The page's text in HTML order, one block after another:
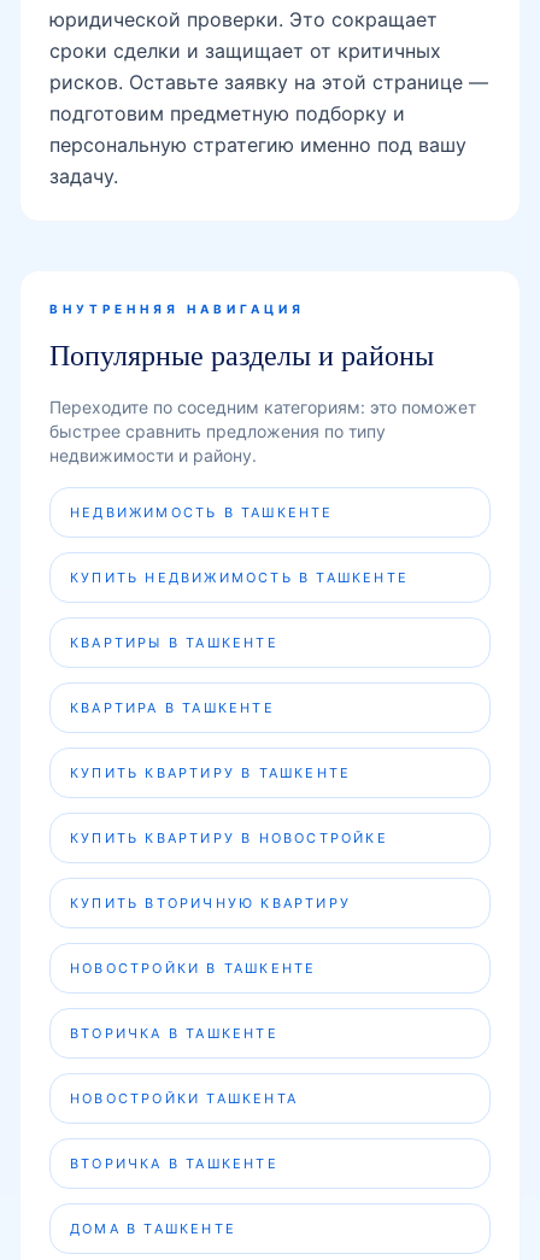
юридической проверки. Это сокращает
сроки сделки и защищает от критичных
рисков. Оставьте заявку на этой странице —
подготовим предметную подборку и
персональную стратегию именно под вашу
задачу.
ВНУТРЕННЯЯ НАВИГАЦИЯ
Популярные разделы и районы
Переходите по соседним категориям: это поможет
быстрее сравнить предложения по типу
недвижимости и району.
НЕДВИЖИМОСТЬ В ТАШКЕНТЕ
КУПИТЬ НЕДВИЖИМОСТЬ В ТАШКЕНТЕ
КВАРТИРЫ В ТАШКЕНТЕ
КВАРТИРА В ТАШКЕНТЕ
КУПИТЬ КВАРТИРУ В ТАШКЕНТЕ
КУПИТЬ КВАРТИРУ В НОВОСТРОЙКЕ
КУПИТЬ ВТОРИЧНУЮ КВАРТИРУ
НОВОСТРОЙКИ В ТАШКЕНТЕ
ВТОРИЧКА В ТАШКЕНТЕ
НОВОСТРОЙКИ ТАШКЕНТА
ВТОРИЧКА В ТАШКЕНТЕ
ДОМА В ТАШКЕНТЕ